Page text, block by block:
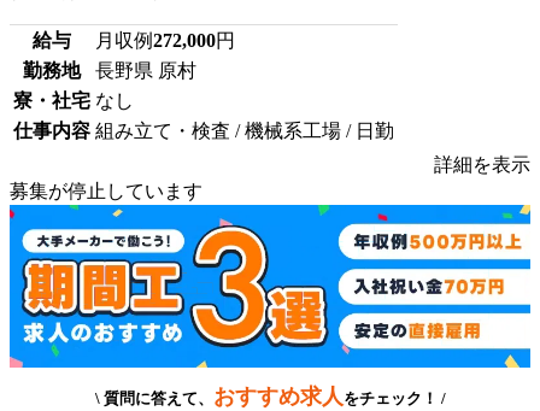
給与 月収例272,000円
勤務地
長野県 原村
寮・社宅 なし
仕事内容 組み立て・検査 / 機械系工場 / 日勤
詳細を表示
募集が停止しています
\ 質問に答えて、 おすすめ求人 をチェック！ /